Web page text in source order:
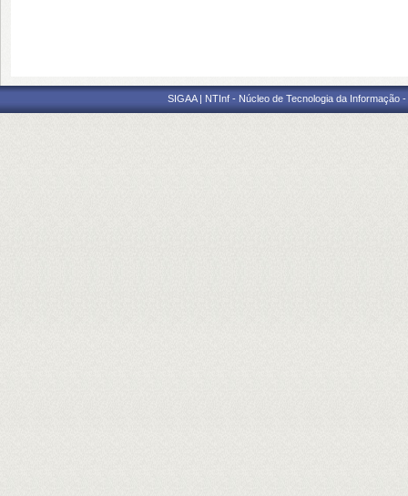
SIGAA | NTInf - Núcleo de Tecnologia da